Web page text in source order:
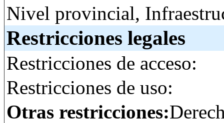
Nivel provincial,
Restricciones legales
Restricciones de acceso:
Restricciones de uso:
Otras restricciones: